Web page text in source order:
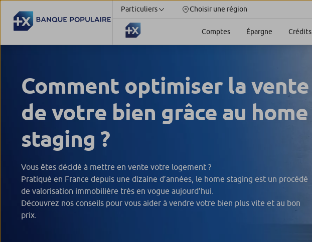
Particuliers Choisir une région
Comptes Épargne Crédits
Comment optimiser la vente
de votre bien grâce au home
staging ?
Vous êtes décidé à mettre en vente votre logement ?
Pratiqué en France depuis une dizaine d’années, le home staging est un procédé
de valorisation immobilière très en vogue aujourd’hui.
Découvrez nos conseils pour vous aider à vendre votre bien plus vite et au bon
prix.